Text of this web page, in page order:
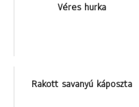
Véres hurka
Rakott savanyú káposzta